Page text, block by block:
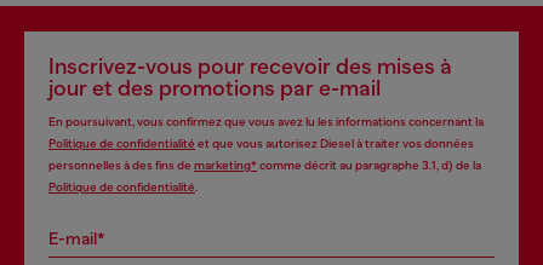
Inscrivez-vous pour recevoir des mises à
jour et des promotions par e-mail
En poursuivant, vous confirmez que vous avez lu les informations concernant la
Politique de confidentialité et que vous autorisez Diesel à traiter vos données
personnelles à des fins de marketing*comme décrit au paragraphe 3.1, d) de la
Politique de confidentialité
E-mail*